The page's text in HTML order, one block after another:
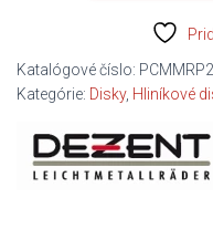
ET30
SD57,1
TU
strieborny
Katalógové číslo:
Kategórie: Disky, Hliníkové